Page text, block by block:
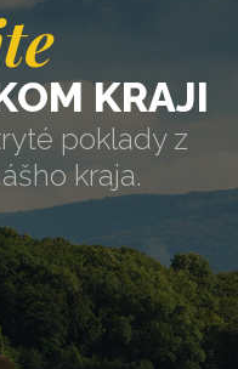
KRAJI
poklady z
kraja.